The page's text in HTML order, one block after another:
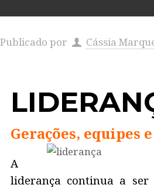
Publicado por Cássia
Gerações, equipes
A
liderança continua a ser